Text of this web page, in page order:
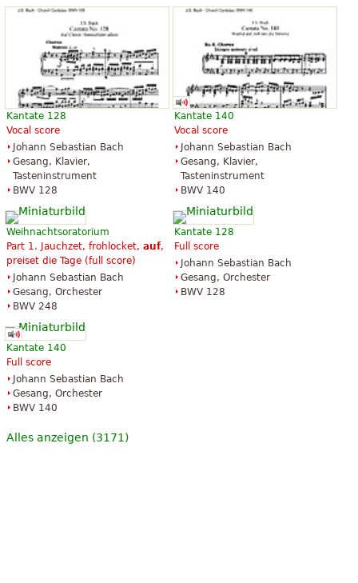
Kantate 128
Vocal score
Johann Sebastian Bach
Gesang, Klavier,
Tasteninstrument
BWV 128
Kantate 140
Vocal score
Johann Sebastian Bach
Gesang, Klavier,
Tasteninstrument
BWV 140
Weihnachtsoratorium
Part 1. Jauchzet, frohlocket, auf,
preiset die Tage (full score)
Johann Sebastian Bach
Gesang, Orchester
BWV 248
Kantate 128
Full score
Johann Sebastian Bach
Gesang, Orchester
BWV 128
Kantate 140
Full score
Johann Sebastian Bach
Gesang, Orchester
BWV 140
Alles anzeigen (3171)